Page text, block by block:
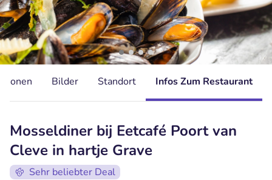
Bilder Standort Infos Zum Restaurant
Mosseldiner bij Eetcafé Poort van
Cleve in hartje Grave
Sehr beliebter Deal